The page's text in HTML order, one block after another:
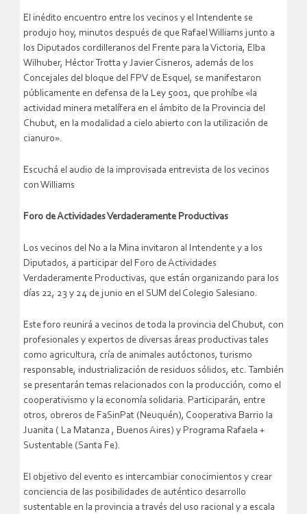
El inédito encuentro entre los vecinos y el Intendente se
produjo hoy, minutos después de que Rafael Williams junto a
los Diputados cordilleranos del Frente para la Victoria, Elba
Wilhuber, Héctor Trotta y Javier Cisneros, además de los
Concejales del bloque del FPV de Esquel, se manifestaron
públicamente en defensa de la Ley 5001, que prohíbe «la
actividad minera metalífera en el ámbito de la Provincia del
Chubut, en la modalidad a cielo abierto con la utilización de
cianuro».
Escuchá el audio de la improvisada entrevista de los vecinos
con Williams
Foro de Actividades Verdaderamente Productivas
Los vecinos del No a la Mina invitaron al Intendente y a los
Diputados, a participar del Foro de Actividades
Verdaderamente Productivas, que están organizando para los
días 22, 23 y 24 de junio en el SUM del Colegio Salesiano.
Este foro reunirá a vecinos de toda la provincia del Chubut, con
profesionales y expertos de diversas áreas productivas tales
como agricultura, cría de animales autóctonos, turismo
responsable, industrialización de residuos sólidos, etc. También
se presentarán temas relacionados con la producción, como el
cooperativismo y la economía solidaria. Participarán, entre
otros, obreros de FaSinPat (Neuquén), Cooperativa Barrio la
Juanita ( La Matanza , Buenos Aires) y Programa Rafaela +
Sustentable (Santa Fe).
El objetivo del evento es intercambiar conocimientos y crear
conciencia de las posibilidades de auténtico desarrollo
sustentable en la provincia a través del uso racional y a escala